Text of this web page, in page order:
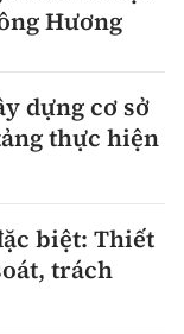
Hương
dựng cơ sở
thực hiện
biệt: Thiết
trách